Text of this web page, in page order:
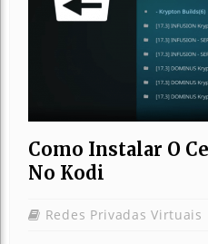
Como Instalar O
No Kodi
Redes Privadas Virtuais